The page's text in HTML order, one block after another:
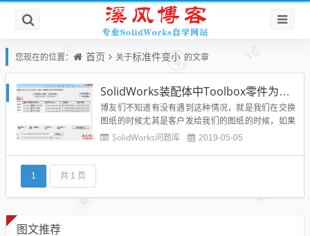
您现在的位置： 首页 关于标准件变小 的文章
SolidWorks装配体中Toolbox零件为什么变大变小如何解决？
博友们不知道有没有遇到这种情况，就是我们在交换
图纸的时候尤其是客户发给我们的图纸的时候，如果
使用了toolbox插件生成了标准件模型零件插入到装配
SolidWorks问题库 2019-05-05
1 共 1 页
图文推荐